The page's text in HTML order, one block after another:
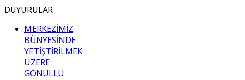
DUYURULAR
MERKEZİMİZ
BÜNYESİNDE
YETİŞTİRİLMEK
ÜZERE
GÖNÜLLÜ